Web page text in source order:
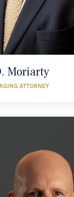
Moriarty
ATTORNEY